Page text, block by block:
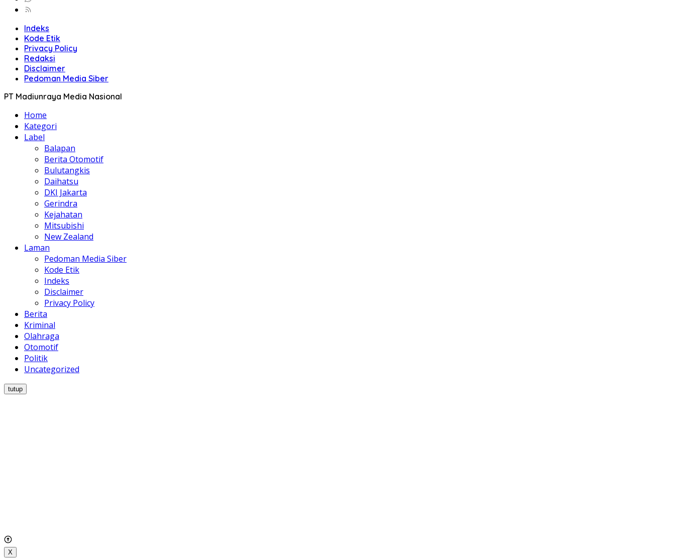
Indeks
Kode Etik
Privacy Policy
Redaksi
Disclaimer
Pedoman Media Siber
PT Madiunraya Media Nasional
Home
Kategori
Label
Balapan
Berita Otomotif
Bulutangkis
Daihatsu
DKI Jakarta
Gerindra
Kejahatan
Mitsubishi
New Zealand
Laman
Pedoman Media Siber
Kode Etik
Indeks
Disclaimer
Privacy Policy
Berita
Kriminal
Olahraga
Otomotif
Politik
Uncategorized
tutup
X